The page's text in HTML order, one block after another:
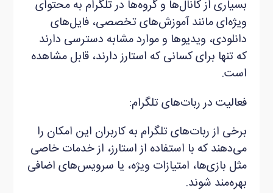
بسیاری از کانال‌ها و گروه‌ها در تلگرام به محتوای
ویژه‌ای مانند آموزش‌های تخصصی، فایل‌های
دانلودی، ویدیوها و موارد مشابه دسترسی دارند
که تنها برای کسانی که استارز دارند، قابل مشاهده
است.
فعالیت در ربات‌های تلگرام:
برخی از ربات‌های تلگرام به کاربران این امکان را
می‌دهند که با استفاده از استارز، از خدمات خاصی
مثل بازی‌ها، امتیازات ویژه، یا سرویس‌های اضافی
بهره‌مند شوند.